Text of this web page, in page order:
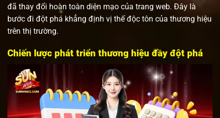
đã thay đổi hoàn toàn diện mạo của trang web. Đây là
bước đi đột phá khẳng định vị thế độc tôn của thương hiệu
trên thị trường.
Chiến lược phát triển thương hiệu đầy đột phá